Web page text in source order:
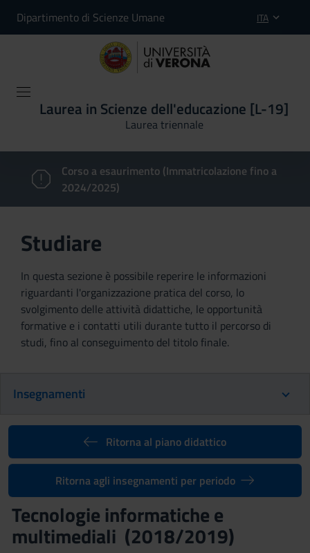
Dipartimento di Scienze Umane ITA
Laurea in Scienze dell'educazione [L-19]
Laurea triennale
Corso a esaurimento (Immatricolazione fino a
2024/2025)
Studiare
In questa sezione è possibile reperire le informazioni
riguardanti l'organizzazione pratica del corso, lo
svolgimento delle attività didattiche, le opportunità
formative e i contatti utili durante tutto il percorso di
studi, fino al conseguimento del titolo finale.
Insegnamenti
Ritorna al piano didattico
Ritorna agli insegnamenti per periodo
Tecnologie informatiche e
multimediali (2018/2019)